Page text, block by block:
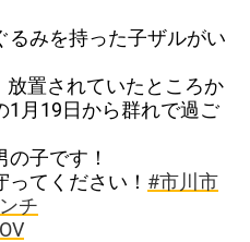
るみを持った子ザルがい
置されていたところか
1月19日から群れで過ご
子です！
てください！ #市川市
チ